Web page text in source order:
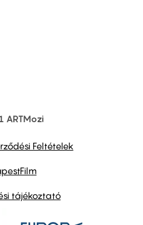
ARTMozi
Feltételek
tájékoztató